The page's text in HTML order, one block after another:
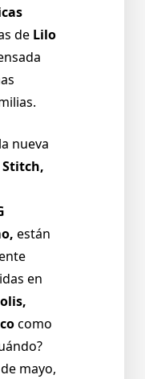
de Lilo
nueva
están
en
como
mayo,